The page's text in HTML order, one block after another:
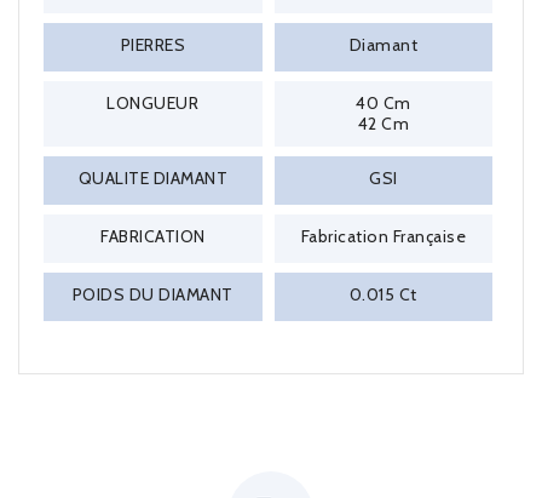
PIERRES Diamant
LONGUEUR
40 Cm
42 Cm
QUALITE DIAMANT GSI
FABRICATION Fabrication Française
POIDS DU DIAMANT 0.015 Ct